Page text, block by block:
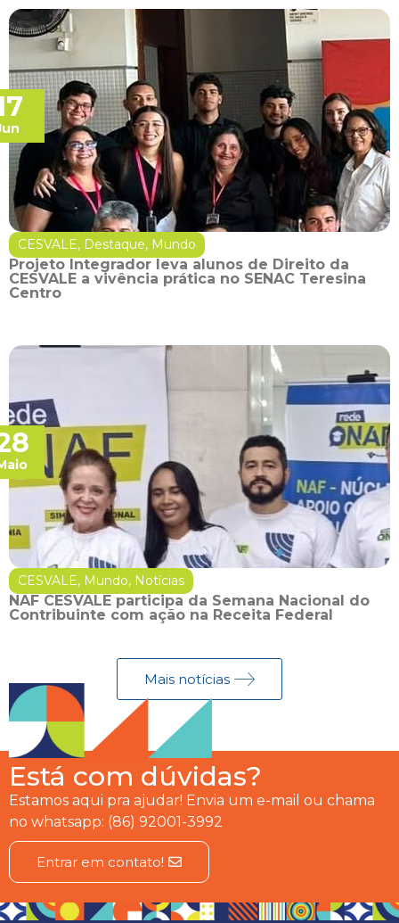
CESVALE, Destaque, Mundo
Projeto Integrador leva alunos de Direito da
CESVALE a vivência prática no SENAC Teresina
Centro
CESVALE, Mundo, Notícias
NAF CESVALE participa da Semana Nacional do
Contribuinte com ação na Receita Federal
Mais notícias
Está com dúvidas?
Estamos aqui pra ajudar! Envia um e-mail ou chama
no whatsapp: (86) 92001-3992
Entrar em contato!